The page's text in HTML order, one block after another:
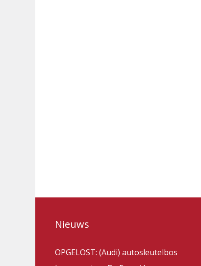
Nieuws
OPGELOST: (Audi) autosleutelbos